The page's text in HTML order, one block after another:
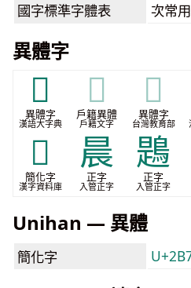
國字標準字體表 次常
異體字
𩀭
異體字
漢語大字典
𩀭
戶籍異體
戶籍文字
𩀭
異體字
台灣教育部
𫜀
簡化字
漢字資料庫
晨
正字
入管正字
鶗
正字
入管正字
Unihan — 異體
簡化字